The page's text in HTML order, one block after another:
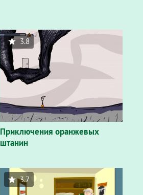
Приключения оранжевых
штанин
3.8
3.7